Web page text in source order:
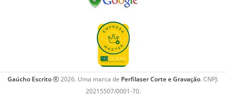
Gaúcho Escrito 2026. Uma marca de Perfilaser Corte e Gravação. CNPJ:
20215507/0001-70.